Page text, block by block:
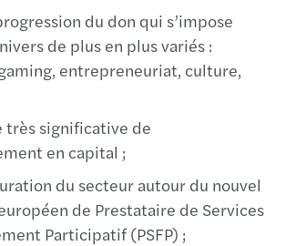
du don qui s’impose
de plus en plus variés :
entrepreneuriat, culture,
très significative de
en capital ;
du secteur autour du nouvel
de Prestataire de Services
Participatif (PSFP) ;